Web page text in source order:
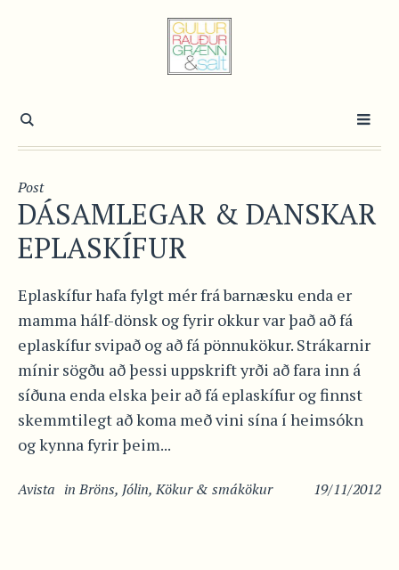
Post
DÁSAMLEGAR & DANSKAR
EPLASKÍFUR
Eplaskífur hafa fylgt mér frá barnæsku enda er
mamma hálf-dönsk og fyrir okkur var það að fá
eplaskífur svipað og að fá pönnukökur. Strákarnir
mínir sögðu að þessi uppskrift yrði að fara inn á
síðuna enda elska þeir að fá eplaskífur og finnst
skemmtilegt að koma með vini sína í heimsókn
og kynna fyrir þeim...
19/11/2012
Avista inBröns, Jólin,Kökur & smákökur